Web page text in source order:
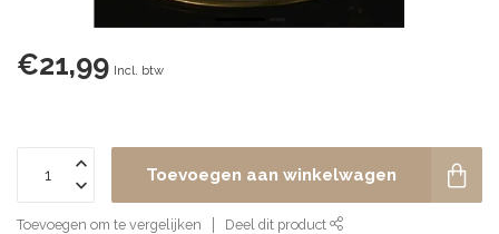
€21,99 Incl. btw
Toevoegen aan winkelwagen
Toevoegen om te vergelijken Deel dit product